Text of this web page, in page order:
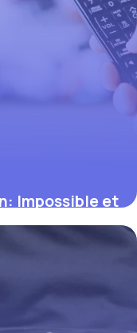
Impossible et
(guide